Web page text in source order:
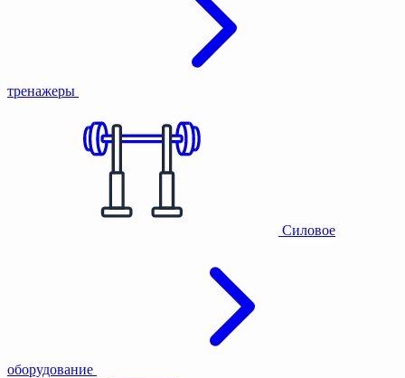
тренажеры
Силовое
оборудование